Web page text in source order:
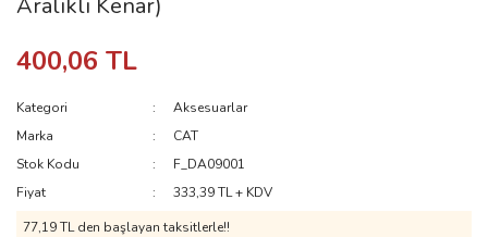
Aralıklı Kenar)
400,06 TL
Kategori
Aksesuarlar
Marka
CAT
Stok Kodu
F_DA09001
Fiyat
333,39 TL + KDV
77,19 TL den başlayan taksitlerle!!